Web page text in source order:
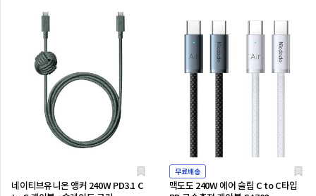
네이티브유니온 앵커 240W PD3.1 C
무료배송
맥도도 240W 에어 슬림 C to C타입